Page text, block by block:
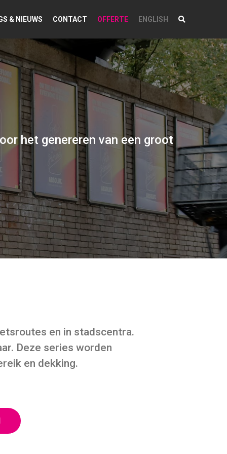
& NIEUWS CONTACT OFFERTE ENGLISH
het genereren van een groot
en in stad­s­cen­tra.
Deze series worden
en dekking.